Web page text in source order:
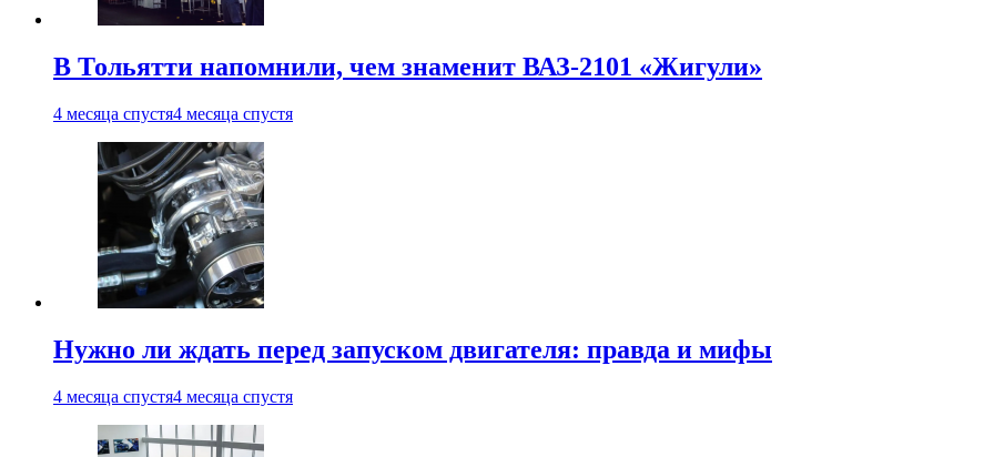
В Тольятти напомнили, чем знаменит ВАЗ-2101 «Жигули»
4 месяца спустя4 месяца спустя
Нужно ли ждать перед запуском двигателя: правда и мифы
4 месяца спустя4 месяца спустя